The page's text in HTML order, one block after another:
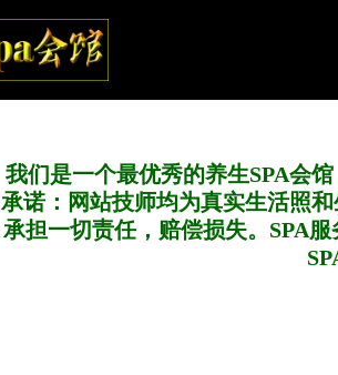
我们是一个最优秀的养生SPA会
承诺：网站技师均为真实生活照
承担一切责任，赔偿损失。SPA